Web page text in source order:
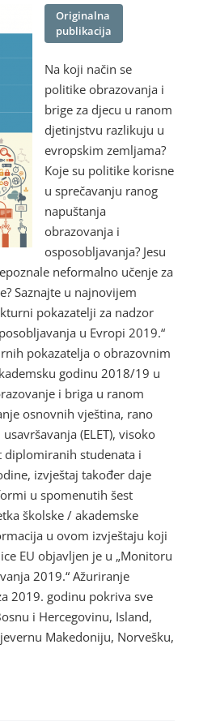
Originalna
publikacija
Na koji način se
politike obrazovanja i
brige za djecu u ranom
djetinjstvu razlikuju u
evropskim zemljama?
Koje su politike korisne
u sprečavanju ranog
napuštanja
obrazovanja i
osposobljavanja? Jesu
neformalno učenje za
Saznajte u najnovijem
pokazatelji za nadzor
u Evropi 2019.“
pokazatelja o obrazovnim
godinu 2018/19 u
i briga u ranom
osnovnih vještina, rano
(ELET), visoko
diplomiranih studenata i
izvještaj također daje
u spomenutih šest
školske / akademske
u ovom izvještaju koji
EU objavljen je u „Monitoru
2019.“ Ažuriranje
2019. godinu pokriva sve
i Hercegovinu, Island,
Makedoniju, Norvešku,